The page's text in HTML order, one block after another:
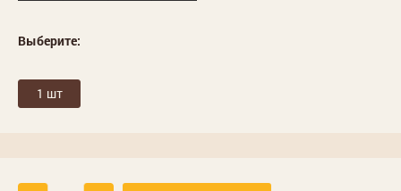
Выберите:
1 шт